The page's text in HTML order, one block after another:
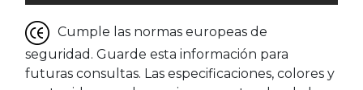
Cumple las normas europeas de
seguridad. Guarde esta información para
futuras consultas. Las especificaciones, colores y